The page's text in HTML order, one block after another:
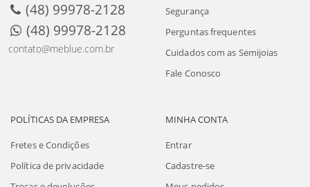
(48) 99978-2128
(48) 99978-2128
contato@meblue.com.br
Segurança
Perguntas frequentes
Cuidados com as Semijoias
Fale Conosco
POLÍTICAS DA EMPRESA
Fretes e Condições
Política de privacidade
MINHA CONTA
Entrar
Cadastre-se